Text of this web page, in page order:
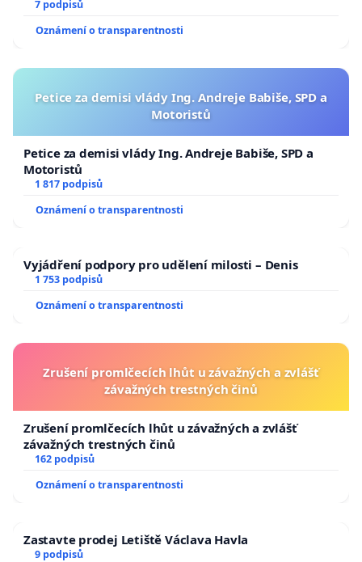
7 podpisů
Oznámení o transparentnosti
Petice za demisi vlády Ing. Andreje Babiše, SPD a
Motoristů
Petice za demisi vlády Ing. Andreje Babiše, SPD a
Motoristů
1 817 podpisů
Oznámení o transparentnosti
Vyjádření podpory pro udělení milosti – Denis
1 753 podpisů
Oznámení o transparentnosti
Zrušení promlčecích lhůt u závažných a zvlášť
závažných trestných činů
Zrušení promlčecích lhůt u závažných a zvlášť
závažných trestných činů
162 podpisů
Oznámení o transparentnosti
Zastavte prodej Letiště Václava Havla
9 podpisů